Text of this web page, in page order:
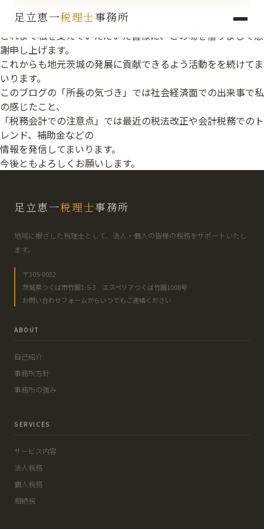
足立恵一税理士事務所
た。
これまで私を支えていただいた皆様に、この場を借りまして感
謝申し上げます。
これからも地元茨城の発展に貢献できるよう活動をを続けてま
いります。
このブログの「所長の気づき」では社会経済面での出来事で私
の感じたこと、
「税務会計での注意点」では最近の税法改正や会計税務でのト
レンド、補助金などの
情報を発信してまいります。
今後ともよろしくお願いします。
足立恵一税理士事務所
地域に根ざした税理士として、法人・個人の皆様の税務をサポートいたし
ます。
〒305-0032
茨城県つくば市竹園1-5-3 エスペリアつくば竹園1008号
お問い合わせフォームからいつでもご連絡ください
ABOUT
自己紹介
事務所方針
事務所の強み
SERVICES
サービス内容
法人税務
個人税務
相続税